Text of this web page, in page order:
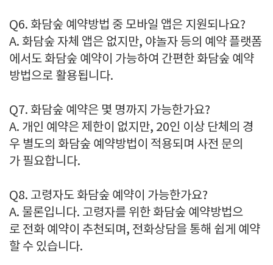
Q6. 화담숲 예약방법 중 모바일 앱은 지원되나요?
A. 화담숲 자체 앱은 없지만, 야놀자 등의 예약 플랫폼
에서도 화담숲 예약이 가능하여 간편한 화담숲 예약
방법으로 활용됩니다.
Q7. 화담숲 예약은 몇 명까지 가능한가요?
A. 개인 예약은 제한이 없지만, 20인 이상 단체의 경
우 별도의 화담숲 예약방법이 적용되며 사전 문의
가 필요합니다.
Q8. 고령자도 화담숲 예약이 가능한가요?
A. 물론입니다. 고령자를 위한 화담숲 예약방법으
로 전화 예약이 추천되며, 전화상담을 통해 쉽게 예약
할 수 있습니다.